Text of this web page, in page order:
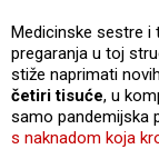
Medicinske sestre i
pregaranja u toj
stiže naprimati
četiri tisuće, u
samo pandemijska
s naknadom koja